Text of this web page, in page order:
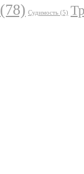
(78) Судимость (5)